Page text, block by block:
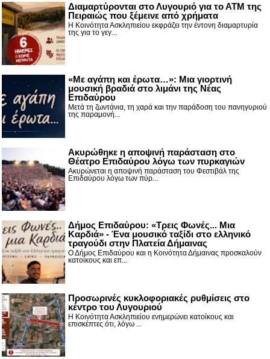
Διαμαρτύρονται στο Λυγουριό για το ΑΤΜ της
Πειραιώς που ξέμεινε από χρήματα
Η Κοινότητα Ασκληπιείου εκφράζει την έντονη διαμαρτυρία
της για το γεγ...
«Με αγάπη και έρωτα…»: Μια γιορτινή
μουσική βραδιά στο λιμάνι της Νέας
Επιδαύρου
Μετά τη ζωντάνια, τη χαρά και την παράδοση του πανηγυριού
της παραμονή...
Ακυρώθηκε η αποψινή παράσταση στο
Θέατρο Επιδαύρου λόγω των πυρκαγιών
Ακυρώνεται η αποψινή παράσταση του Φεστιβάλ της
Επιδαύρου λόγω των πύρ...
Δήμος Επιδαύρου: «Τρεις Φωνές... Μια
Καρδιά» - Ένα μουσικό ταξίδι στο ελληνικό
τραγούδι στην Πλατεία Δήμαινας
Ο Δήμος Επιδαύρου και η Κοινότητα Δήμαινας προσκαλούν
κατοίκους και επ...
Προσωρινές κυκλοφοριακές ρυθμίσεις στο
κέντρο του Λυγουριού
Η Κοινότητα Ασκληπιείου ενημερώνει κατοίκους και
επισκέπτες ότι, λόγω ...